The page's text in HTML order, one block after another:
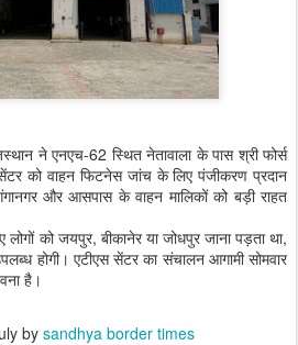
ने एनएच-62 स्थित नेतावाला के पास श्री फोर्स
को वाहन फिटनेस जांच के लिए पंजीकरण प्रदान
और आसपास के वाहन मालिकों को बड़ी राहत
को जयपुर, बीकानेर या जोधपुर जाना पड़ता था,
होगी। एटीएस सेंटर का संचालन आगामी सोमवार
है।
by sandhya border times